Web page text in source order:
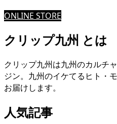
ONLINE STORE
クリップ九州 とは
クリップ九州は九州のカルチ
ジン。九州のイケてるヒト・
お届けします。
人気記事